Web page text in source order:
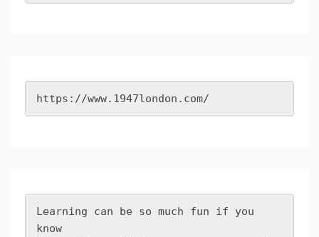
https://www.1947london.com/
Learning can be so much fun if you